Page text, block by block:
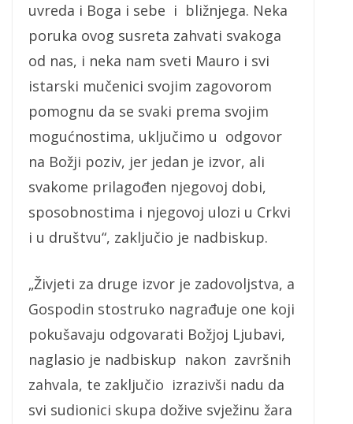
uvreda i Boga i sebe i bližnjega. Neka
poruka ovog susreta zahvati svakoga
od nas, i neka nam sveti Mauro i svi
istarski mučenici svojim zagovorom
pomognu da se svaki prema svojim
mogućnostima, uključimo u odgovor
na Božji poziv, jer jedan je izvor, ali
svakome prilagođen njegovoj dobi,
sposobnostima i njegovoj ulozi u Crkvi
i u društvu“, zaključio je nadbiskup.
„Živjeti za druge izvor je zadovoljstva, a
Gospodin stostruko nagrađuje one koji
pokušavaju odgovarati Božjoj Ljubavi,
naglasio je nadbiskup nakon završnih
zahvala, te zaključio izrazivši nadu da
svi sudionici skupa dožive svježinu žara